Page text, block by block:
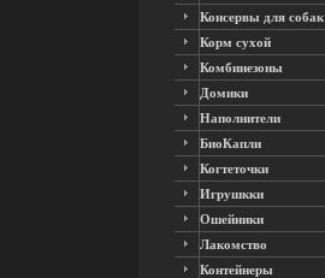
Консервы для собак
Корм сухой
Комбинезоны
Домики
Наполнители
БиоКапли
Когтеточки
Игрушкки
Ошейники
Лакомство
Контейнеры